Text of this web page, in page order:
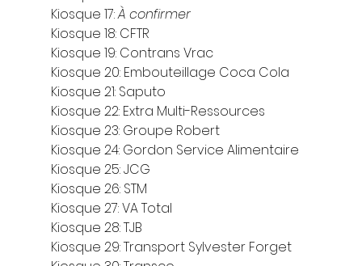
Kiosque 17: À confirmer
Kiosque 18: CFTR
Kiosque 19: Contrans Vrac
Kiosque 20: Embouteillage Coca Cola
Kiosque 21: Saputo
Kiosque 22: Extra Multi-Ressources
Kiosque 23: Groupe Robert
Kiosque 24: Gordon Service Alimentaire
Kiosque 25: JCG
Kiosque 26: STM
Kiosque 27: VA Total
Kiosque 28: TJB
Kiosque 29: Transport Sylvester Forget